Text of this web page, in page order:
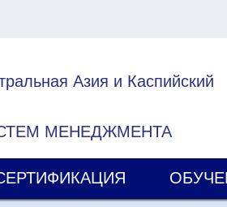
Азия и Каспийский
МЕНЕДЖМЕНТА